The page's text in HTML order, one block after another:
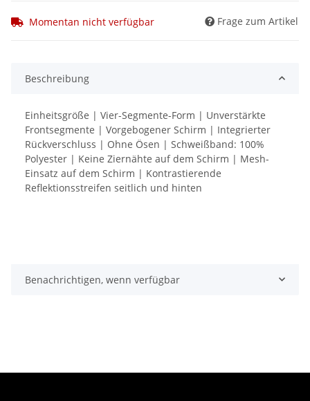
Momentan nicht verfügbar Frage zum Artikel
Beschreibung
Einheitsgröße | Vier-Segmente-Form | Unverstärkte
Frontsegmente | Vorgebogener Schirm | Integrierter
Rückverschluss | Ohne Ösen | Schweißband: 100%
Polyester | Keine Ziernähte auf dem Schirm | Mesh-
Einsatz auf dem Schirm | Kontrastierende
Reflektionsstreifen seitlich und hinten
Benachrichtigen, wenn verfügbar